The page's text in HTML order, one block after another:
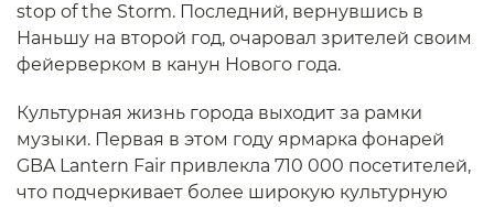
stop of the Storm. Последний, вернувшись в
Наньшу на второй год, очаровал зрителей своим
фейерверком в канун Нового года.
Культурная жизнь города выходит за рамки
музыки. Первая в этом году ярмарка фонарей
GBA Lantern Fair привлекла 710 000 посетителей,
что подчеркивает более широкую культурную